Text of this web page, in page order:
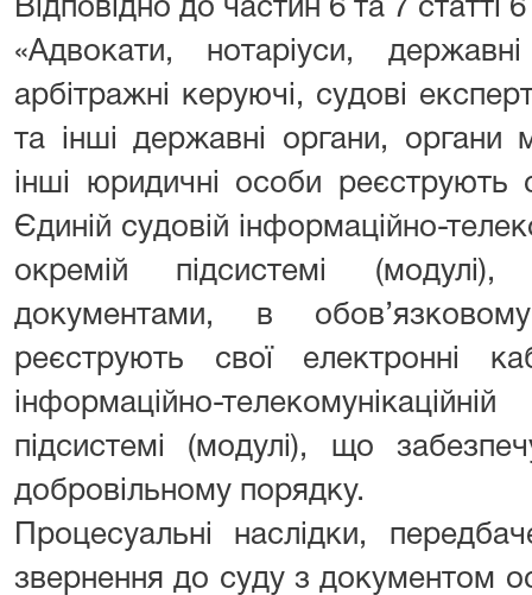
Відповідно до частин 6 та 7 статті
«Адвокати, нотаріуси,
арбітражні керуючі, судові
та інші державні органи, органи
інші юридичні особи реєструють
Єдиній судовій інформаційно-
окремій підсистемі
документами, в
реєструють свої електронні
інформаційно-
підсистемі (модулі), що
добровільному порядку.
Процесуальні наслідки,
звернення до суду з документом